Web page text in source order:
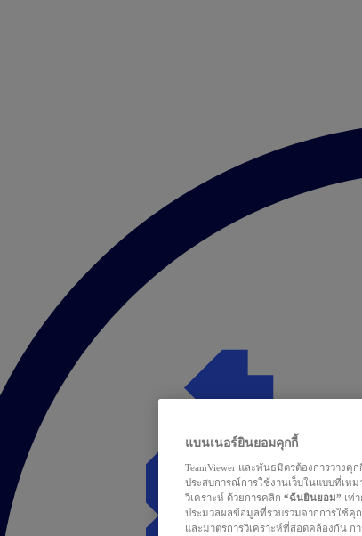
แบนเนอร์ยินยอมคุกกี้
TeamViewer และพันธมิตรต้องการวา
ประสบการณ์การใช้งานเว็บในแบบที่เห
วิเคราะห์ ด้วยการคลิก “ฉันยินยอม” เท่
ประมวลผลข้อมูลที่รวบรวมจากการใช้
และมาตรการวิเคราะห์ที่สอดคล้องกัน ก